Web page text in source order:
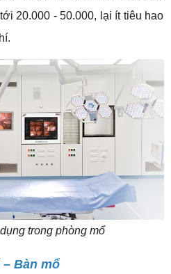
20.000 - 50.000, lại ít tiêu hao
trong phòng mổ
Bàn mổ